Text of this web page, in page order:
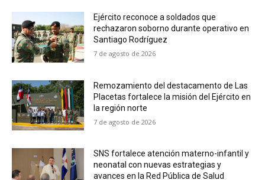
Ejército reconoce a soldados que
rechazaron soborno durante operativo en
Santiago Rodríguez
7 de agosto de 2026
Remozamiento del destacamento de Las
Placetas fortalece la misión del Ejército en
la región norte
7 de agosto de 2026
SNS fortalece atención materno-infantil y
neonatal con nuevas estrategias y
avances en la Red Pública de Salud